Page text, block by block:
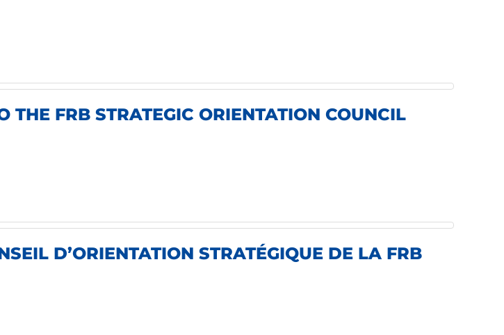
FRB STRATEGIC ORIENTATION COUNCIL
D’ORIENTATION STRATÉGIQUE DE LA FRB